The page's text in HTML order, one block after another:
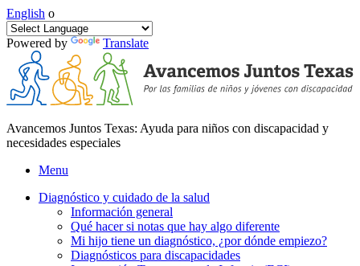
English o
Powered by Translate
Avancemos Juntos Texas: Ayuda para niños con discapacidad y
necesidades especiales
Menu
Diagnóstico y cuidado de la salud
Información general
Qué hacer si notas que hay algo diferente
Mi hijo tiene un diagnóstico, ¿por dónde empiezo?
Diagnósticos para discapacidades